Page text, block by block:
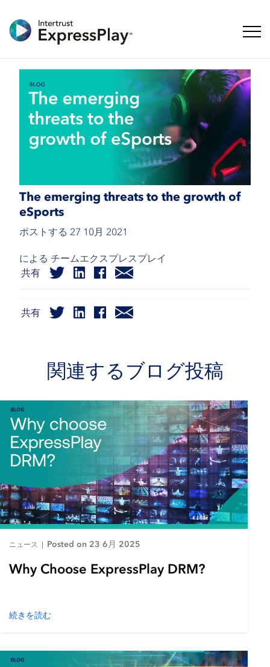
ナビ
The emerging threats to the growth of
eSports
ポストする 27 10月 2021
による チームエクスプレスプレイ
共有
共有
関連するブログ投稿
ニュース | Posted on 23 6月 2025
Why Choose ExpressPlay DRM?
続きを読む